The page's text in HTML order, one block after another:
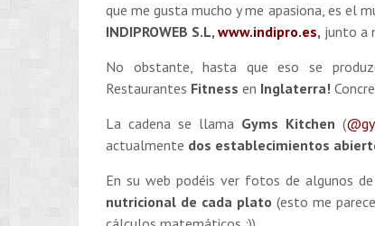
que me gusta mucho y me apasiona, es el
INDIPROWEB S.L, www.indipro.es, junto a
No obstante, hasta que eso se
Restaurantes Fitness en Inglaterra!
La cadena se llama Gyms Kitchen (
actualmente dos establecimientos
En su web podéis ver fotos de algunos
nutricional de cada plato (esto me